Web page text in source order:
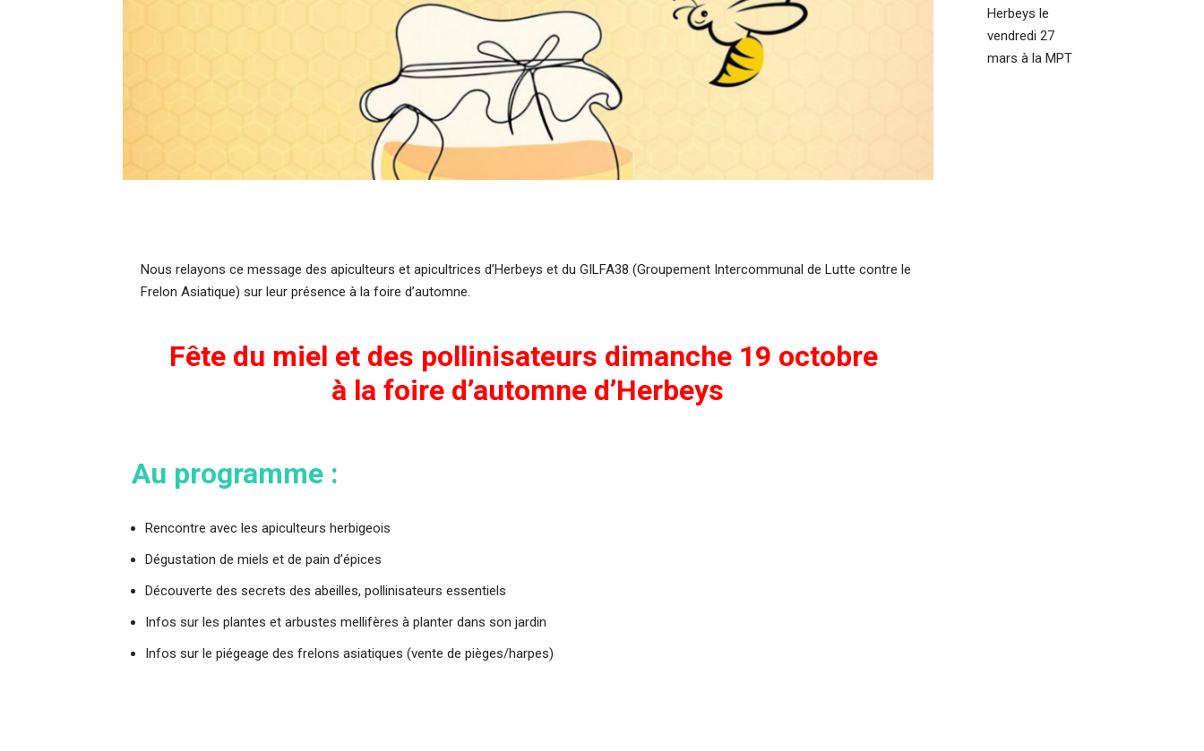
Nous relayons ce message des apiculteurs et apicultrices d’Herbeys et du GILFA38 (Groupement Intercommunal de Lutte contre le
Frelon Asiatique) sur leur présence à la foire d’automne.
Fête du miel et des pollinisateurs dimanche 19 octobre
à la foire d’automne d’Herbeys
Au programme :
Rencontre avec les apiculteurs herbigeois
Dégustation de miels et de pain d’épices
Découverte des secrets des abeilles, pollinisateurs essentiels
Infos sur les plantes et arbustes mellifères à planter dans son jardin
Infos sur le piégeage des frelons asiatiques (vente de pièges/harpes)
Herbeys le
vendredi 27
mars à la MPT